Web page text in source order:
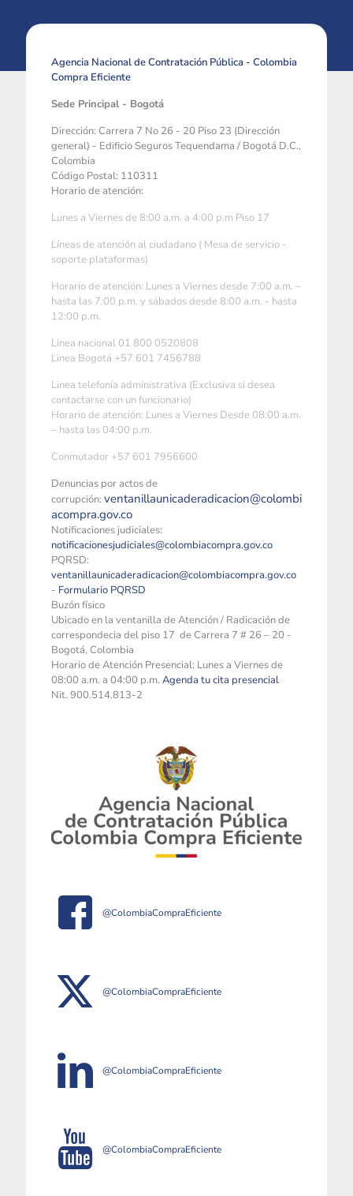
Agencia Nacional de Contratación Pública - Colombia
Compra Eficiente
Sede Principal - Bogotá
Dirección: Carrera 7 No 26 - 20 Piso 23 (Dirección
general) - Edificio Seguros Tequendama / Bogotá D.C.,
Colombia
Código Postal: 110311
Horario de atención:
Lunes a Viernes de 8:00 a.m. a 4:00 p.m Piso 17
Líneas de atención al ciudadano ( Mesa de servicio -
soporte plataformas)
Horario de atención: Lunes a Viernes desde 7:00 a.m. –
hasta las 7:00 p.m. y sábados desde 8:00 a.m. - hasta
12:00 p.m.
Linea nacional 01 800 0520808
Linea Bogotá +57 601 7456788
Linea telefonía administrativa (Exclusiva si desea
contactarse con un funcionario)
Horario de atención: Lunes a Viernes Desde 08:00 a.m.
– hasta las 04:00 p.m.
Conmutador +57 601 7956600
Denuncias por actos de
corrupción: ventanillaunicaderadicacion@colombi
acompra.gov.co
Notificaciones judiciales:
notificacionesjudiciales@colombiacompra.gov.co
PQRSD:
ventanillaunicaderadicacion@colombiacompra.gov.co
- Formulario PQRSD
Buzón físico
Ubicado en la ventanilla de Atención / Radicación de
correspondecia del piso 17 de Carrera 7 # 26 – 20 -
Bogotá, Colombia
Horario de Atención Presencial: Lunes a Viernes de
08:00 a.m. a 04:00 p.m. Agenda tu cita presencial
Nit. 900.514.813-2
@ColombiaCompraEficiente
@ColombiaCompraEficiente
@ColombiaCompraEficiente
@ColombiaCompraEficiente